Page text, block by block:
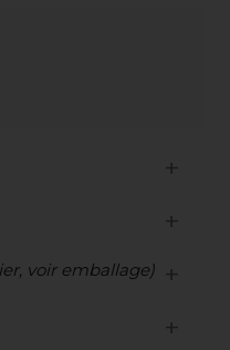
voir emballage)